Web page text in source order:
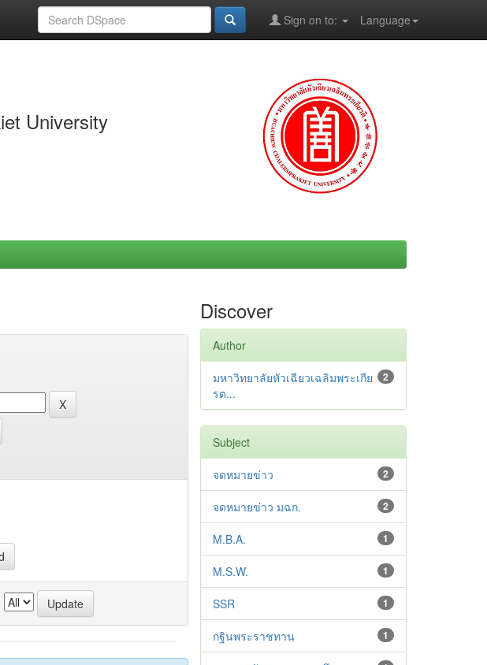
Language
Sign on to:
University
Discover
Author
2
มหาวิทยาลัยหัวเฉียวเฉลิมพระเกีย
รต...
Subject
2
จดหมายข่าว
2
จดหมายข่าว มฉก.
1
M.B.A.
1
M.S.W.
1
SSR
1
กฐินพระราชทาน